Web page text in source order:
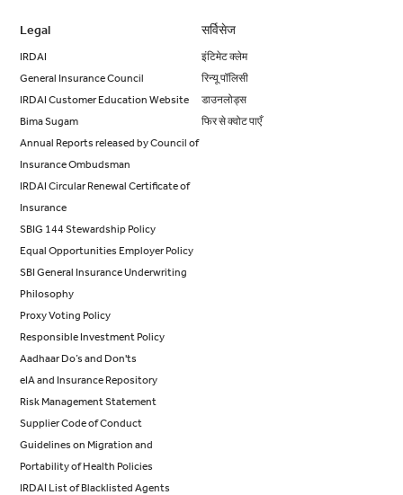
Legal
IRDAI
General Insurance Council
IRDAI Customer Education Website
Bima Sugam
Annual Reports released by Council of
Insurance Ombudsman
IRDAI Circular Renewal Certificate of
Insurance
SBIG 144 Stewardship Policy
Equal Opportunities Employer Policy
SBI General Insurance Underwriting
Philosophy
Proxy Voting Policy
Responsible Investment Policy
Aadhaar Do’s and Don'ts
eIA and Insurance Repository
Risk Management Statement
Supplier Code of Conduct
Guidelines on Migration and
Portability of Health Policies
IRDAI List of Blacklisted Agents
सर्विसेज
इंटिमेट क्लेम
रिन्यू पॉलिसी
डाउनलोड्स
फिर से क्वोट पाएँ